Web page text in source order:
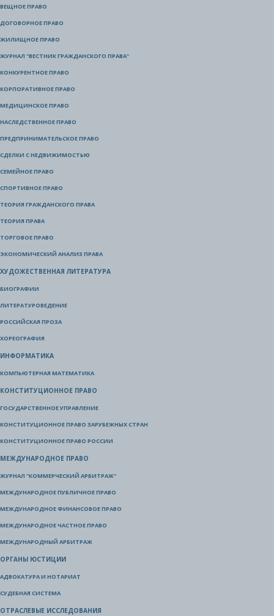
ВЕЩНОЕ ПРАВО
ДОГОВОРНОЕ ПРАВО
ЖИЛИЩНОЕ ПРАВО
ЖУРНАЛ "ВЕСТНИК ГРАЖДАНСКОГО ПРАВА"
КОНКУРЕНТНОЕ ПРАВО
КОРПОРАТИВНОЕ ПРАВО
МЕДИЦИНСКОЕ ПРАВО
НАСЛЕДСТВЕННОЕ ПРАВО
ПРЕДПРИНИМАТЕЛЬСКОЕ ПРАВО
СДЕЛКИ С НЕДВИЖИМОСТЬЮ
СЕМЕЙНОЕ ПРАВО
СПОРТИВНОЕ ПРАВО
ТЕОРИЯ ГРАЖДАНСКОГО ПРАВА
ТЕОРИЯ ПРАВА
ТОРГОВОЕ ПРАВО
ЭКОНОМИЧЕСКИЙ АНАЛИЗ ПРАВА
ХУДОЖЕСТВЕННАЯ ЛИТЕРАТУРА
БИОГРАФИИ
ЛИТЕРАТУРОВЕДЕНИЕ
РОССИЙСКАЯ ПРОЗА
ХОРЕОГРАФИЯ
ИНФОРМАТИКА
КОМПЬЮТЕРНАЯ МАТЕМАТИКА
КОНСТИТУЦИОННОЕ ПРАВО
ГОСУДАРСТВЕННОЕ УПРАВЛЕНИЕ
КОНСТИТУЦИОННОЕ ПРАВО ЗАРУБЕЖНЫХ СТРАН
КОНСТИТУЦИОННОЕ ПРАВО РОССИИ
МЕЖДУНАРОДНОЕ ПРАВО
ЖУРНАЛ "КОММЕРЧЕСКИЙ АРБИТРАЖ"
МЕЖДУНАРОДНОЕ ПУБЛИЧНОЕ ПРАВО
МЕЖДУНАРОДНОЕ ФИНАНСОВОЕ ПРАВО
МЕЖДУНАРОДНОЕ ЧАСТНОЕ ПРАВО
МЕЖДУНАРОДНЫЙ АРБИТРАЖ
ОРГАНЫ ЮСТИЦИИ
АДВОКАТУРА И НОТАРИАТ
СУДЕБНАЯ СИСТЕМА
ОТРАСЛЕВЫЕ ИССЛЕДОВАНИЯ